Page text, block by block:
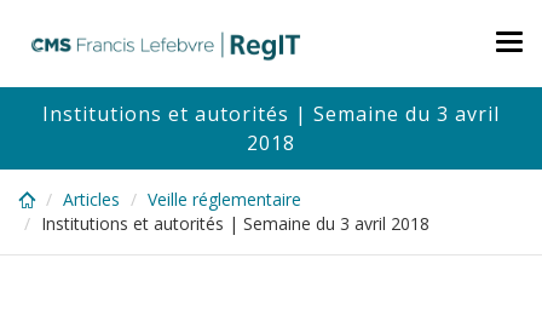
content
Institutions et autorités | Semaine du 3 avril
2018
Articles
Veille réglementaire
Institutions et autorités | Semaine du 3 avril 2018